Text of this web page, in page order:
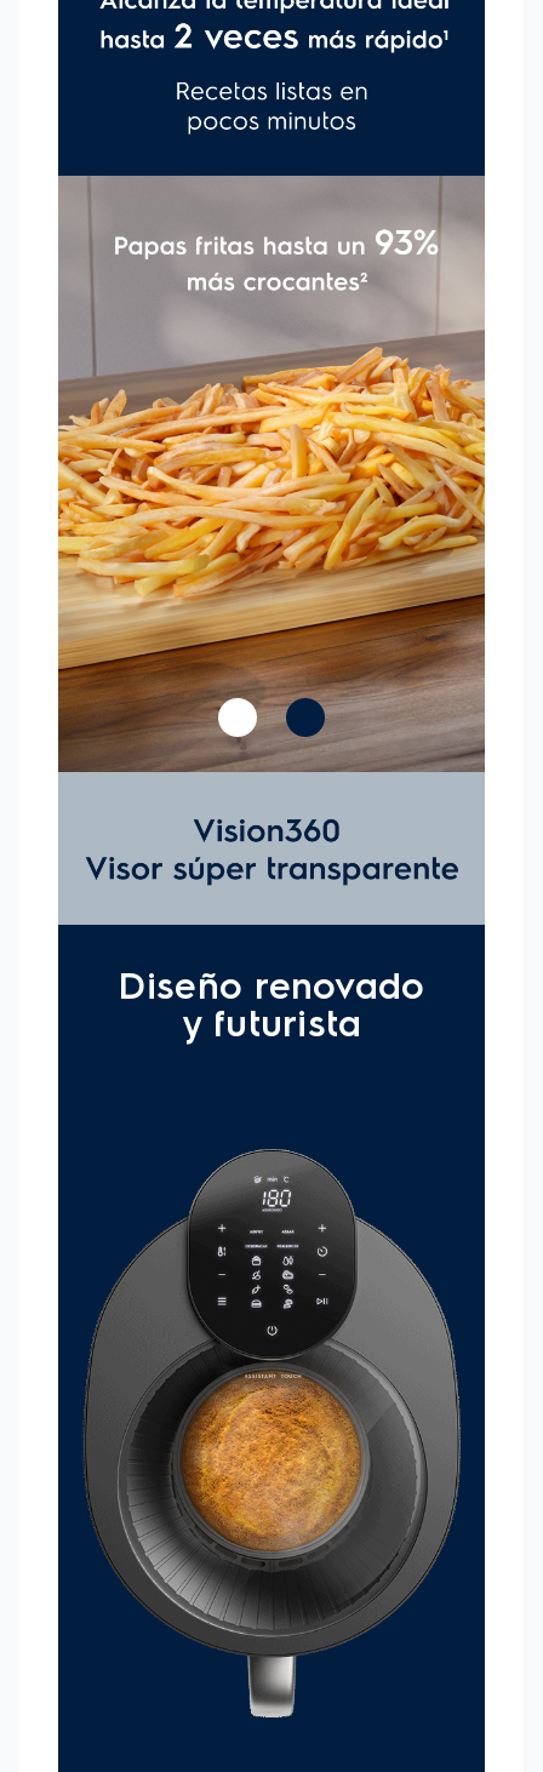
temperatura ideal antes de preparar tus recetas,
garantizando resultados deliciosos. Contenedor extraíble con
doble revestimiento antiadherente: Practicidad para remover
y mezclar los alimentos, resistente y fácil de limpiar.
Sostenibilidad: Utilizando la freidora, disminuyes el uso de
aceite hasta 24 litros al año5. Potencia de 1700W: Suficiente
carne quede asada y sabrosa. Cable eléctrico de 0,8 m: Más